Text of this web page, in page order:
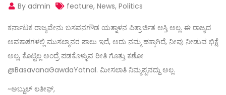
By admin feature, News, Politics
ಕರ್ನಾಟಕ ರಾಜ್ಯವೇನು ಬಸವನಗೌಡ ಯತ್ನಾಳನ ಪಿತ್ರಾರ್ಜಿತ ಆಸ್ತಿ ಅಲ್ಲ. ಈ ರಾಜ್ಯದ
ಅವಕಾಶಗಳಲ್ಲಿ ಮುಸಲ್ಮಾನರ ಪಾಲು ಇದೆ, ಅದು ನಮ್ಮ ಹಕ್ಕಾಗಿದೆ, ನೀವು ನೀಡುವ ಭಿಕ್ಷೆ
ಅಲ್ಲ, ಕೊಟ್ಟಿಲ್ಲ ಅಂದ್ರೆ ಪಡಕೊಳ್ಳುವ ರೀತಿ ಗೊತ್ತು ಕಣೋ
@BasavanaGawdaYatnal. ಮೀಸಲಾತಿ ನಿಮ್ಮಪ್ಪನದ್ದು ಅಲ್ಲ.
~ಅಬ್ದುಲ್ ಲತೀಫ್,